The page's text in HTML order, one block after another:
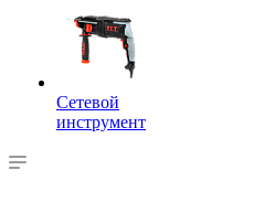
Сетевой
инструмент